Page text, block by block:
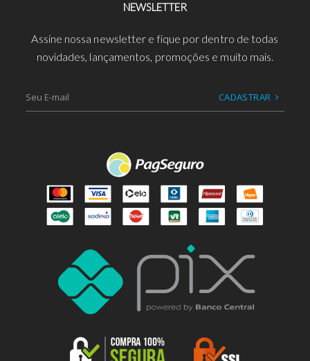
NEWSLETTER
Assine nossa newsletter e fique por dentro de todas
novidades, lançamentos, promoções e muito mais.
CADASTRAR